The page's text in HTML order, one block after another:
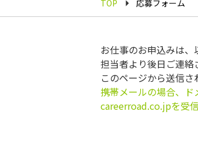
TOP 応募フォーム
お仕事のお申込みは、
担当者より後日ご連絡
このページから送信さ
携帯メールの場合、ド
careerroad.co.jpを受